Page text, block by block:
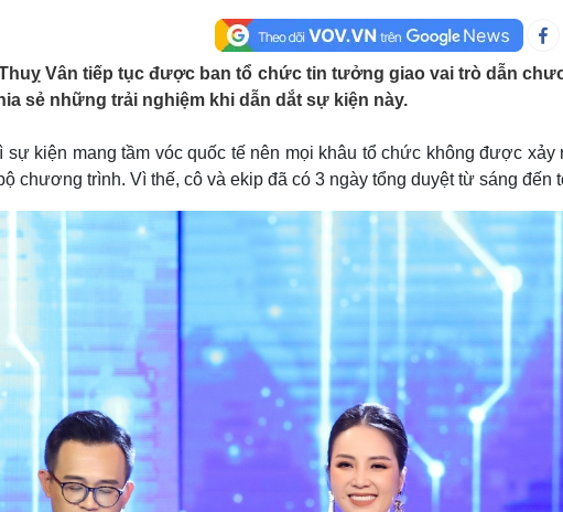
Việt Nam
Phân tích
Thể thao
Bóng đá
Lịch thi đấu bóng đá
Thế giới thể thao
Hậu trường
Ô tô - Xe máy
Ô tô
Xe máy
Đời sống
Nhà đẹp
Blog
Tình yêu - Gia đình
Văn hóa
Sân khấu - Điện ảnh
Văn học
Âm nhạc
Giải trí
Nghệ sĩ
Thời trang
Sao Việt
Thuỵ Vân tiếp tục được ban tổ chức tin tưởng giao vai trò dẫn
sẻ những trải nghiệm khi dẫn dắt sự kiện này.
sự kiện mang tầm vóc quốc tế nên mọi khâu tổ chức không được xảy
chương trình. Vì thế, cô và ekip đã có 3 ngày tổng duyệt từ sáng đến